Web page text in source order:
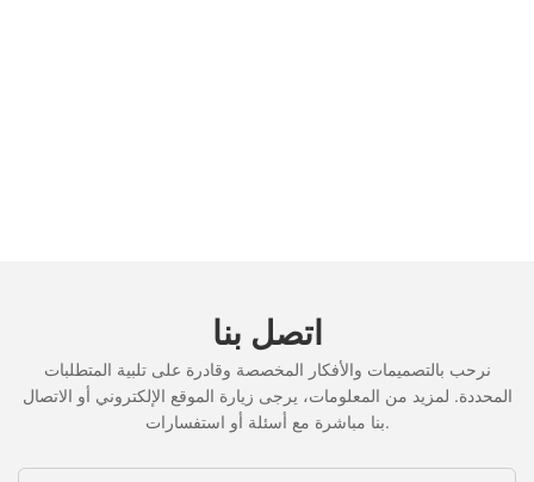
اتصل بنا
نرحب بالتصميمات والأفكار المخصصة وقادرة على تلبية المتطلبات
المحددة. لمزيد من المعلومات، يرجى زيارة الموقع الإلكتروني أو الاتصال
بنا مباشرة مع أسئلة أو استفسارات.